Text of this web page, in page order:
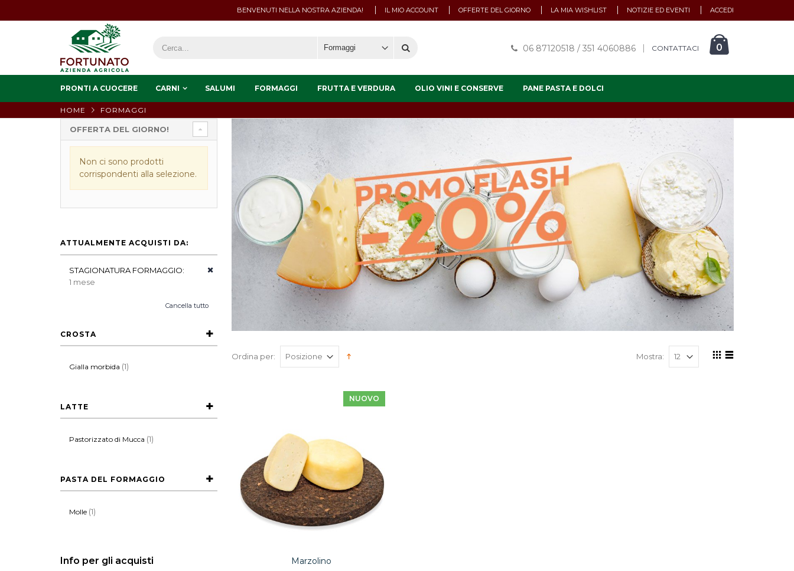
IL MIO ACCOUNT OFFERTE DEL GIORNO LA MIA WISHLIST NOTIZIE ED EVENTI ACCEDI
BENVENUTI NELLA NOSTRA AZIENDA!
06 87120518 / 351 4060886 CONTATTACI 0
PRONTI A CUOCERE CARNI SALUMI FORMAGGI FRUTTA E VERDURA OLIO VINI E CONSERVE PANE PASTA E DOLCI
HOME FORMAGGI
Ordina per: Mostra:
NUOVO
Marzolino
OFFERTA DEL GIORNO!
Non ci sono prodotti
corrispondenti alla selezione.
ATTUALMENTE ACQUISTI DA:
STAGIONATURA FORMAGGIO:
1 mese
Cancella tutto
CROSTA
Gialla morbida (1)
LATTE
Pastorizzato di Mucca (1)
PASTA DEL FORMAGGIO
Molle (1)
Info per gli acquisti